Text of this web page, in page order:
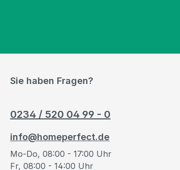
Sie haben Fragen?
0234 / 520 04 99 - 0
info@homeperfect.de
Mo-Do, 08:00 - 17:00 Uhr
Fr, 08:00 - 14:00 Uhr